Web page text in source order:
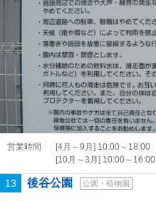
営業時間
[4月～9月] 10:00～18:00
[10月～3月] 10:00～16:00
13 後谷公園 公園・植物園